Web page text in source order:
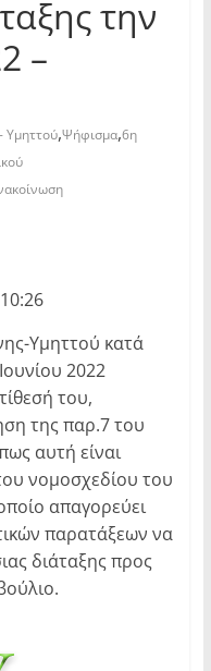
την
–
Υμηττού,Ψήφισμα,6η
Υμηττού κατά
2022
του,
της παρ.7 του
αυτή είναι
νομοσχεδίου του
απαγορεύει
παρατάξεων να
διάταξης προς